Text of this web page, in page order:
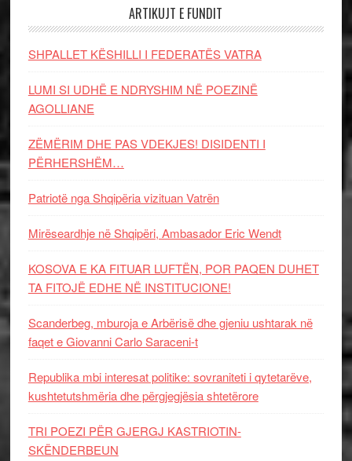
ARTIKUJT E FUNDIT
SHPALLET KËSHILLI I FEDERATËS VATRA
LUMI SI UDHË E NDRYSHIM NË POEZINË
AGOLLIANE
ZËMËRIM DHE PAS VDEKJES! DISIDENTI I
PËRHERSHËM…
Patriotë nga Shqipëria vizituan Vatrën
Mirëseardhje në Shqipëri, Ambasador Eric Wendt
KOSOVA E KA FITUAR LUFTËN, POR PAQEN DUHET
TA FITOJË EDHE NË INSTITUCIONE!
Scanderbeg, mburoja e Arbërisë dhe gjeniu ushtarak në
faqet e Giovanni Carlo Saraceni-t
Republika mbi interesat politike: sovraniteti i qytetarëve,
kushtetutshmëria dhe përgjegjësia shtetërore
TRI POEZI PËR GJERGJ KASTRIOTIN-
SKËNDERBEUN